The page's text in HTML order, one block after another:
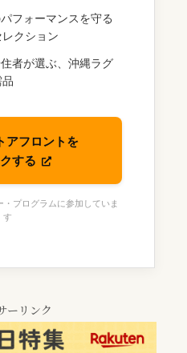
フォーマンスを守る
レクション
者が選ぶ、沖縄ラグ
アフロントを
する
プログラムに参加していま
す
ーリンク